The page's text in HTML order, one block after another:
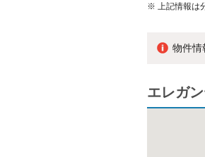
※ 上記情報
物件情
エレガ